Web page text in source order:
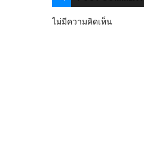
ไม่มีความคิดเห็น